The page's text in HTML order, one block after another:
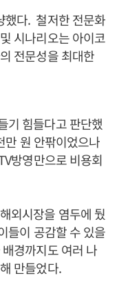
했다. 철저한 전문화
시나리오는 아이코
전문성을 최대한
기 힘들다고 판단했
만 원 안팎이었으나
방영만으로 비용회
외시장을 염두에 뒀
들이 공감할 수 있을
경까지도 여러 나
만들었다.